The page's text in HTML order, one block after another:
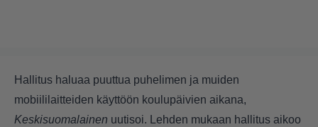
Hallitus haluaa puuttua puhelimen ja muiden
mobiililaitteiden käyttöön koulupäivien aikana,
Keskisuomalainen uutisoi. Lehden mukaan hallitus aikoo